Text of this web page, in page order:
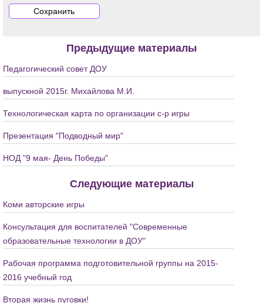
Предыдущие материалы
Педагогический совет ДОУ
выпускной 2015г. Михайлова М.И.
Технологическая карта по организации с-р игры
Презентация "Подводный мир"
НОД "9 мая- День Победы"
Следующие материалы
Коми авторские игры
Консультация для воспитателей "Современные
образовательные технологии в ДОУ"
Рабочая программа подготовительной группы на 2015-
2016 учебный год
Вторая жизнь пуговки!